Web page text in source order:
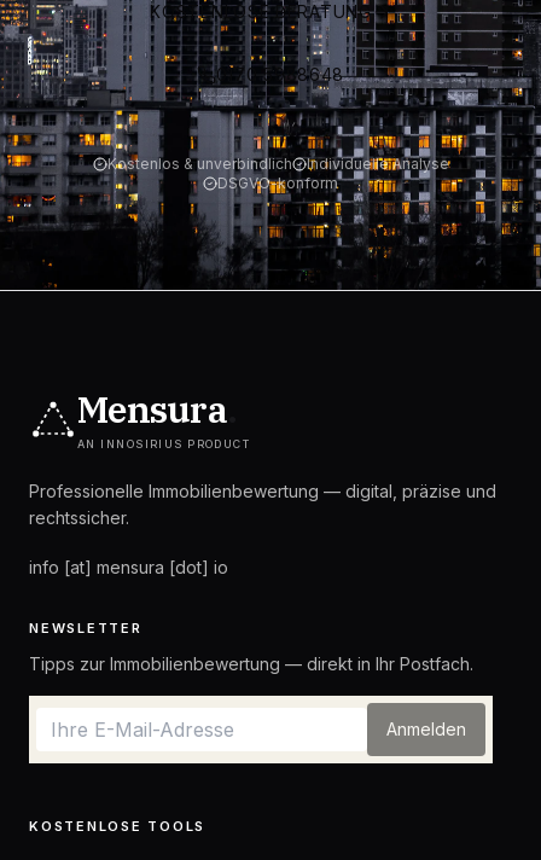
KOSTENLOSE BERATUNG
0170 5988648
Kostenlos & unverbindlich
Individuelle Analyse
DSGVO-konform
Mensura.
AN INNOSIRIUS PRODUCT
Professionelle Immobilienbewertung — digital, präzise und
rechtssicher.
info [at] mensura [dot] io
NEWSLETTER
Tipps zur Immobilienbewertung — direkt in Ihr Postfach.
Anmelden
KOSTENLOSE TOOLS